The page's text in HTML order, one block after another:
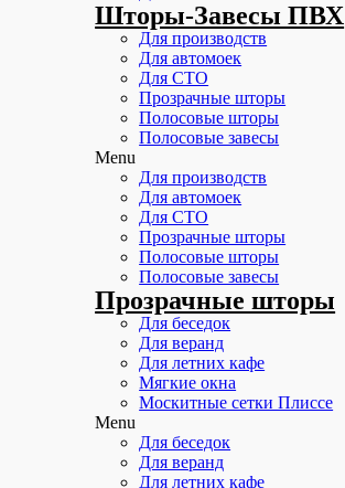
Шторы-Завесы ПВХ
Для производств
Для автомоек
Для СТО
Прозрачные шторы
Полосовые шторы
Полосовые завесы
Menu
Для производств
Для автомоек
Для СТО
Прозрачные шторы
Полосовые шторы
Полосовые завесы
Прозрачные шторы
Для беседок
Для веранд
Для летних кафе
Мягкие окна
Москитные сетки Плиссе
Menu
Для беседок
Для веранд
Для летних кафе